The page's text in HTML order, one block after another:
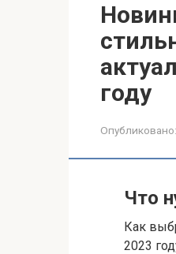
году
Опубликовано:
Что
Как
2023